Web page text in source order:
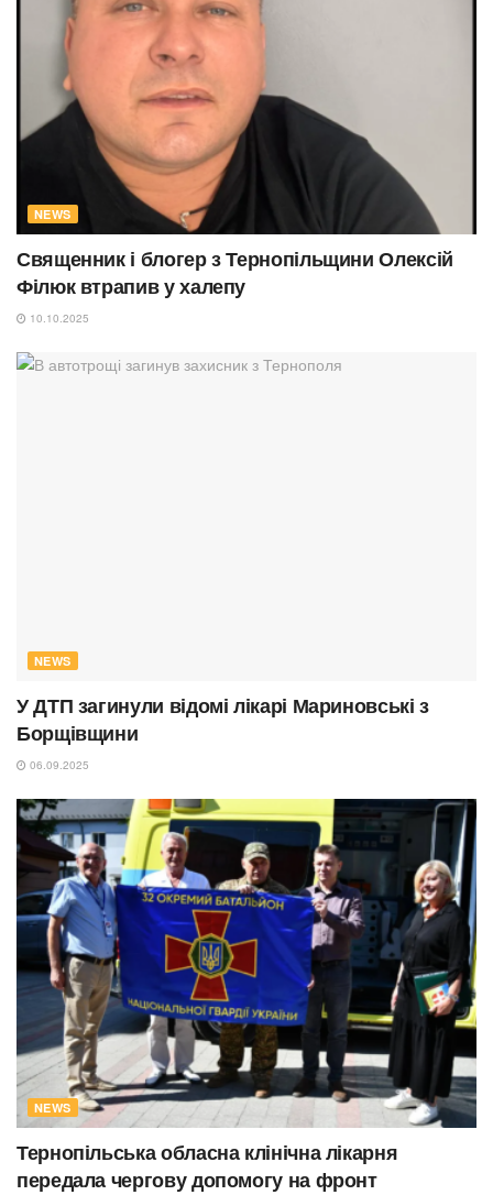
NEWS
Священник і блогер з Тернопільщини Олексій
Філюк втрапив у халепу
10.10.2025
NEWS
У ДТП загинули відомі лікарі Мариновські з
Борщівщини
06.09.2025
NEWS
Тернопільська обласна клінічна лікарня
передала чергову допомогу на фронт